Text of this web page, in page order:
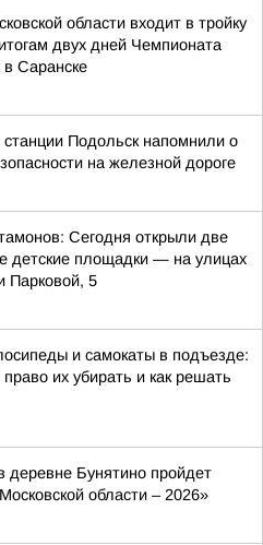
области входит в тройку
двух дней Чемпионата
Саранске
Подольск напомнили о
на железной дороге
Сегодня открыли две
детские площадки — на улицах
Парковой, 5
и самокаты в подъезде:
их убирать и как решать
деревне Бунятино пройдет
области – 2026»